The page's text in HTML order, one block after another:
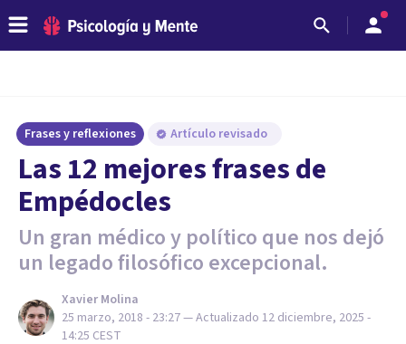
Frases y reflexiones Artículo revisado
Las 12 mejores frases de
Empédocles
Un gran médico y político que nos dejó
un legado filosófico excepcional.
Xavier Molina
25 marzo, 2018 - 23:27— Actualizado 12 diciembre, 2025 -
14:25 CEST